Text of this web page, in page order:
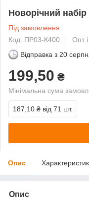
Новорічний
Під замовлення
Код: ПР03-К400
Опт
Відправка з 20
199,50 ₴
Мінімальна сума
187,10 ₴ від 71 шт.
Опис
Опис